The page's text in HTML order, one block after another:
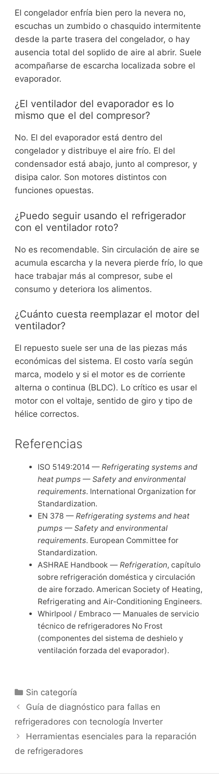
El congelador enfría bien pero la nevera no,
escuchas un zumbido o chasquido intermitente
desde la parte trasera del congelador, o hay
ausencia total del soplido de aire al abrir. Suele
acompañarse de escarcha localizada sobre el
evaporador.
¿El ventilador del evaporador es lo
mismo que el del compresor?
No. El del evaporador está dentro del
congelador y distribuye el aire frío. El del
condensador está abajo, junto al compresor, y
disipa calor. Son motores distintos con
funciones opuestas.
¿Puedo seguir usando el refrigerador
con el ventilador roto?
No es recomendable. Sin circulación de aire se
acumula escarcha y la nevera pierde frío, lo que
hace trabajar más al compresor, sube el
consumo y deteriora los alimentos.
¿Cuánto cuesta reemplazar el motor del
ventilador?
El repuesto suele ser una de las piezas más
económicas del sistema. El costo varía según
marca, modelo y si el motor es de corriente
alterna o continua (BLDC). Lo crítico es usar el
motor con el voltaje, sentido de giro y tipo de
hélice correctos.
Referencias
ISO 5149:2014 — Refrigerating systems and
heat pumps — Safety and environmental
requirements. International Organization for
Standardization.
EN 378 — Refrigerating systems and heat
pumps — Safety and environmental
requirements. European Committee for
Standardization.
ASHRAE Handbook — Refrigeration, capítulo
sobre refrigeración doméstica y circulación
de aire forzado. American Society of Heating,
Refrigerating and Air-Conditioning Engineers.
Whirlpool / Embraco — Manuales de servicio
técnico de refrigeradores No Frost
(componentes del sistema de deshielo y
ventilación forzada del evaporador).
Categorías
Sin categoría
Guía de diagnóstico para fallas en
refrigeradores con tecnología Inverter
Herramientas esenciales para la reparación
de refrigeradores